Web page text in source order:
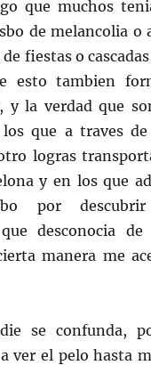
que muchos
de melancolia o
fiestas o
esto tambien
y la verdad que
que a traves
logras
y en los que
por
que desconocia
manera me
se confunda,
ver el pelo hasta